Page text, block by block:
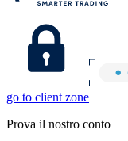
go to client zone
Prova il nostro conto